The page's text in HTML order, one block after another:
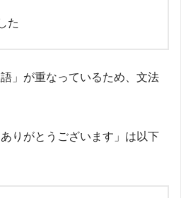
た
」が重なっているため、文法
りがとうございます」は以下